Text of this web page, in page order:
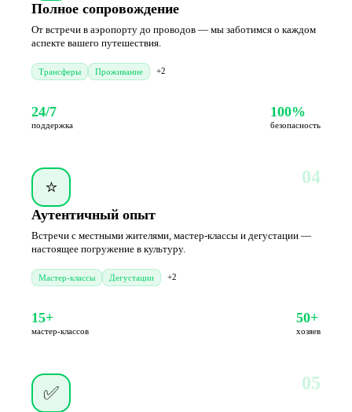
Полное сопровождение
От встречи в аэропорту до проводов — мы заботимся о каждом
аспекте вашего путешествия.
Трансферы Проживание +2
24/7
поддержка
100%
безопасность
⭐ 04
Аутентичный опыт
Встречи с местными жителями, мастер-классы и дегустации —
настоящее погружение в культуру.
Мастер-классы Дегустации +2
15+
мастер-классов
50+
хозяев
✅ 05